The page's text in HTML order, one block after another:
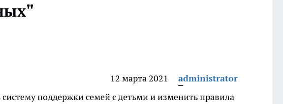
12 марта 2021
administrator
поддержки семей с детьми и изменить правила